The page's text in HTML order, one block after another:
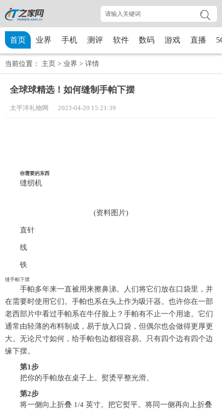
首页 业界 手机 测评 软件 数码 游戏 直播
当前位置： 主页 > 业界 > 详情
全球球精选！如何缝制手帕下摆
太平洋礼物网 2023-04-20 15:21:39
你需要的东西
缝纫机
(资料图片)
直针
线
铁
缝手帕下摆
手帕多年来一直被用来擦鼻涕。人们将它们放在口袋里，并
在需要时使用它们。手帕也系在头上作为吸汗器。也许你在一部
老西部片中看过手帕系在牛仔脸上？手帕有不止一个用途。它们
通常由轻薄的布料制成，易于放入口袋，但偶尔也会做得更厚更
大。无论尺寸如何，给手帕包边都很容易。只有四个边有四个边
缘下摆。
第1步
把你的手帕放在桌子上。熨烫平整光滑。
第2步
将一侧向上折叠 1/4 英寸。把它熨平。将同一侧再向上折叠